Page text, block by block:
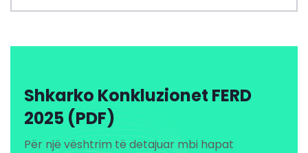
Shkarko Konkluzionet FERD
2025 (PDF)
Për një vështrim të detajuar mbi hapat